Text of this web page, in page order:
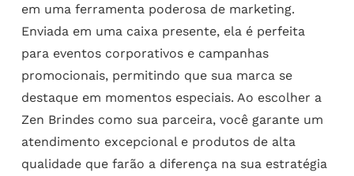
em uma ferramenta poderosa de marketing.
Enviada em uma caixa presente, ela é perfeita
para eventos corporativos e campanhas
promocionais, permitindo que sua marca se
destaque em momentos especiais. Ao escolher a
Zen Brindes como sua parceira, você garante um
atendimento excepcional e produtos de alta
qualidade que farão a diferença na sua estratégia